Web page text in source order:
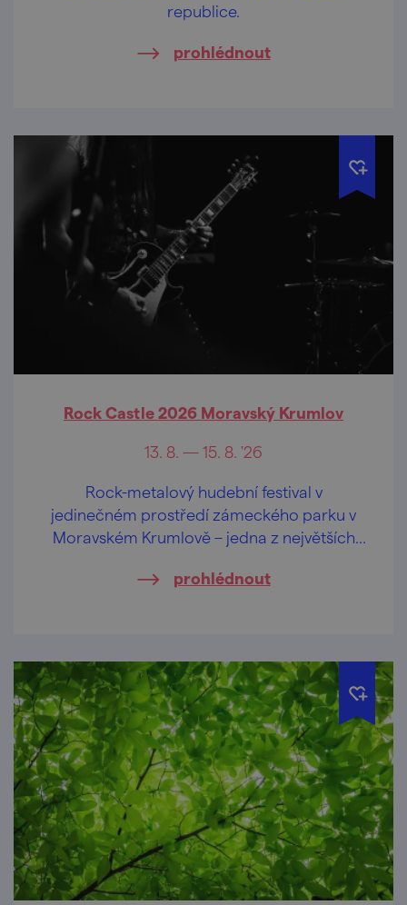
republice.
prohlédnout
Rock Castle 2026 Moravský Krumlov
13. 8. — 15. 8. '26
Rock-metalový hudební festival v
jedinečném prostředí zámeckého parku v
Moravském Krumlově – jedna z největších
prohlédnout